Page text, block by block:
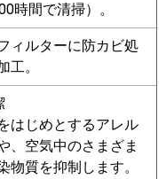
時間で清掃）。
ィルターに防カビ処
工。
はじめとするアレル
、空気中のさまざま
物質を抑制します。